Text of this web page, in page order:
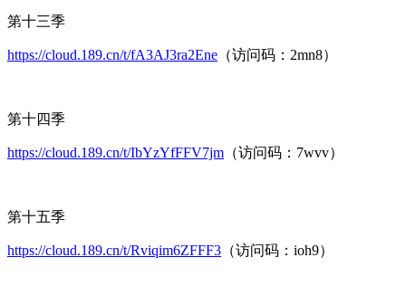
第十三季
https://cloud.189.cn/t/fA3AJ3ra2Ene （访问码：2mn8）
第十四季
https://cloud.189.cn/t/IbYzYfFFV7jm （访问码：7wvv）
第十五季
https://cloud.189.cn/t/Rviqim6ZFFF3 （访问码：ioh9）